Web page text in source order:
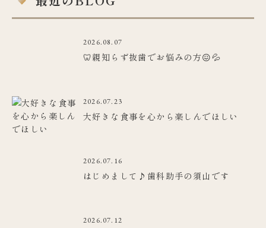
2026.08.07
🦷親知らず抜歯でお悩みの方😖💦
2026.07.23
大好きな食事を心から楽しんでほしい
2026.07.16
はじめまして♪歯科助手の須山です
2026.07.12